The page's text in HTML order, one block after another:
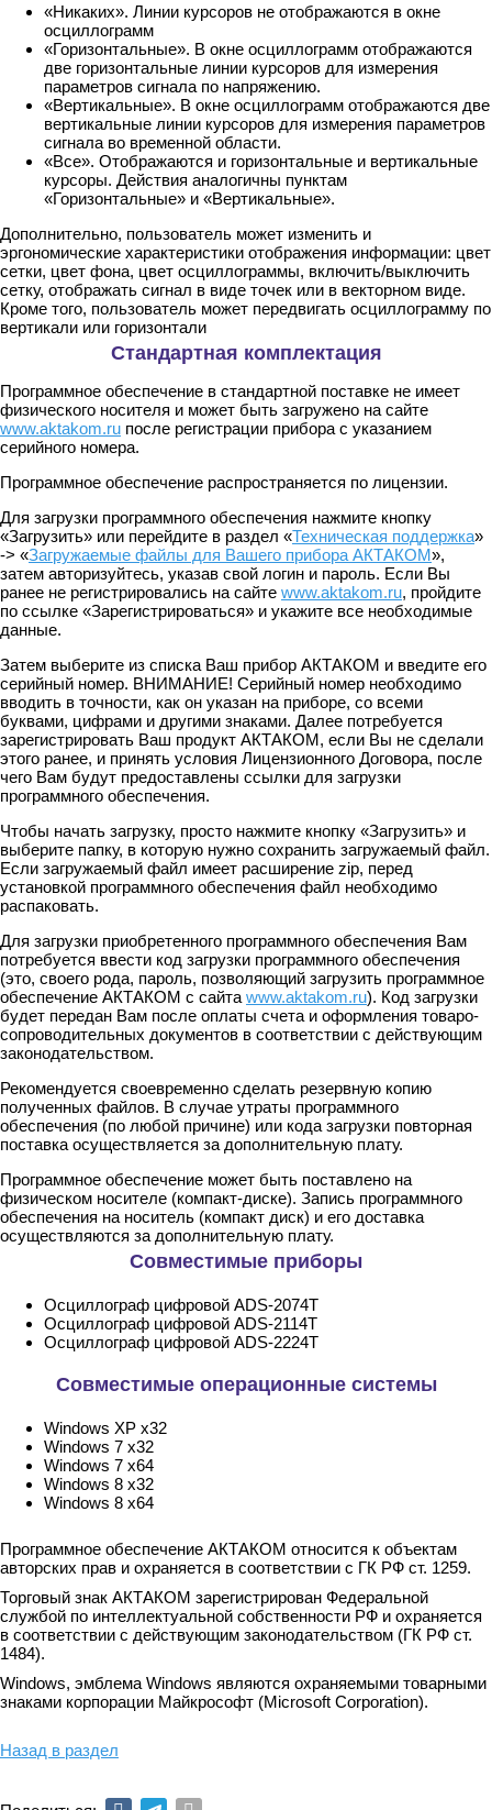
«Никаких». Линии курсоров не отображаются в окне
осциллограмм
«Горизонтальные». В окне осциллограмм отображаются
две горизонтальные линии курсоров для измерения
параметров сигнала по напряжению.
«Вертикальные». В окне осциллограмм отображаются две
вертикальные линии курсоров для измерения параметров
сигнала во временной области.
«Все». Отображаются и горизонтальные и вертикальные
курсоры. Действия аналогичны пунктам
«Горизонтальные» и «Вертикальные».
Дополнительно, пользователь может изменить и
эргономические характеристики отображения информации: цвет
сетки, цвет фона, цвет осциллограммы, включить/выключить
сетку, отображать сигнал в виде точек или в векторном виде.
Кроме того, пользователь может передвигать осциллограмму по
вертикали или горизонтали
Стандартная комплектация
Программное обеспечение в стандартной поставке не имеет
физического носителя и может быть загружено на сайте
www.aktakom.ru после регистрации прибора с указанием
серийного номера.
Программное обеспечение распространяется по лицензии.
Для загрузки программного обеспечения нажмите кнопку
«Загрузить» или перейдите в раздел «Техническая поддержка»
-> «Загружаемые файлы для Вашего прибора АКТАКОМ»,
затем авторизуйтесь, указав свой логин и пароль. Если Вы
ранее не регистрировались на сайте www.aktakom.ru, пройдите
по ссылке «Зарегистрироваться» и укажите все необходимые
данные.
Затем выберите из списка Ваш прибор АКТАКОМ и введите его
серийный номер. ВНИМАНИЕ! Серийный номер необходимо
вводить в точности, как он указан на приборе, со всеми
буквами, цифрами и другими знаками. Далее потребуется
зарегистрировать Ваш продукт АКТАКОМ, если Вы не сделали
этого ранее, и принять условия Лицензионного Договора, после
чего Вам будут предоставлены ссылки для загрузки
программного обеспечения.
Чтобы начать загрузку, просто нажмите кнопку «Загрузить» и
выберите папку, в которую нужно сохранить загружаемый файл.
Если загружаемый файл имеет расширение zip, перед
установкой программного обеспечения файл необходимо
распаковать.
Для загрузки приобретенного программного обеспечения Вам
потребуется ввести код загрузки программного обеспечения
(это, своего рода, пароль, позволяющий загрузить программное
обеспечение АКТАКОМ с сайта www.aktakom.ru). Код загрузки
будет передан Вам после оплаты счета и оформления товаро-
сопроводительных документов в соответствии с действующим
законодательством.
Рекомендуется своевременно сделать резервную копию
полученных файлов. В случае утраты программного
обеспечения (по любой причине) или кода загрузки повторная
поставка осуществляется за дополнительную плату.
Программное обеспечение может быть поставлено на
физическом носителе (компакт-диске). Запись программного
обеспечения на носитель (компакт диск) и его доставка
осуществляются за дополнительную плату.
Совместимые приборы
Осциллограф цифровой ADS-2074T
Осциллограф цифровой ADS-2114T
Осциллограф цифровой ADS-2224T
Совместимые операционные системы
Windows XP x32
Windows 7 x32
Windows 7 x64
Windows 8 x32
Windows 8 x64
Программное обеспечение АКТАКОМ относится к объектам
авторских прав и охраняется в соответствии с ГК РФ ст. 1259.
Торговый знак АКТАКОМ зарегистрирован Федеральной
службой по интеллектуальной собственности РФ и охраняется
в соответствии с действующим законодательством (ГК РФ ст.
1484).
Windows, эмблема Windows являются охраняемыми товарными
знаками корпорации Майкрософт (Microsoft Corporation).
Назад в раздел